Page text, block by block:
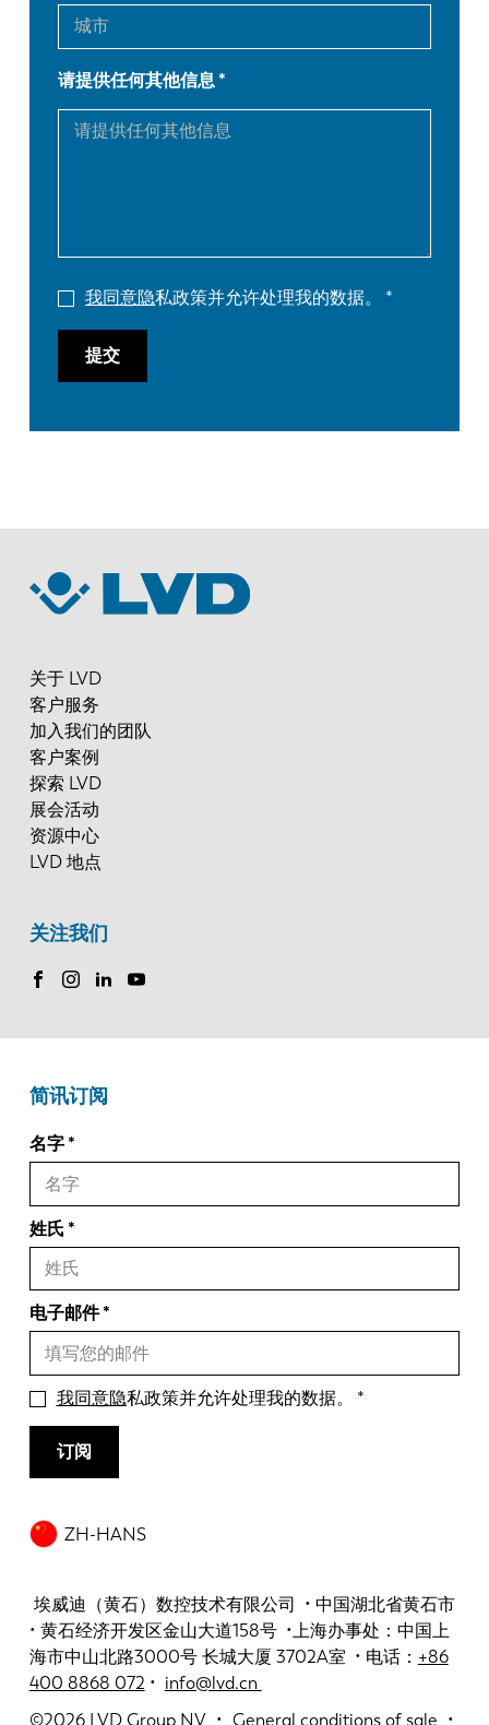
请提供任何其他信息
我同意隐私政策并允许处理我的数据。
提交
关于 LVD
客户服务
加入我们的团队
客户案例
探索 LVD
展会活动
资源中心
LVD 地点
关注我们
ZH-HANS
KO
埃威迪（黄石）数控技术有限公司 • 中国湖北省黄石市
• 黄石经济开发区金山大道158号 •上海办事处：中国上
海市中山北路3000号 长城大厦 3702A室 • 电话： +86
400 8868 072 • info@lvd.cn
©2026 LVD Group NV General conditions of sale
简讯订阅
名字
姓氏
电子邮件
我同意隐私政策并允许处理我的数据。
订阅